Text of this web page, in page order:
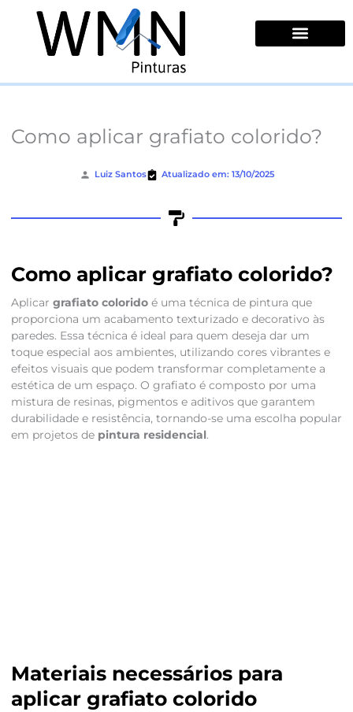
conteúdo
Como aplicar grafiato colorido?
Luiz Santos Atualizado em: 13/10/2025
Como aplicar grafiato colorido?
Aplicar grafiato coloridoé uma técnica de pintura que
proporciona um acabamento texturizado e decorativo às
paredes. Essa técnica é ideal para quem deseja dar um
toque especial aos ambientes, utilizando cores vibrantes e
efeitos visuais que podem transformar completamente a
estética de um espaço. O grafiato é composto por uma
mistura de resinas, pigmentos e aditivos que garantem
durabilidade e resistência, tornando-se uma escolha popular
em projetos de pintura residencial.
Materiais necessários para
aplicar grafiato colorido